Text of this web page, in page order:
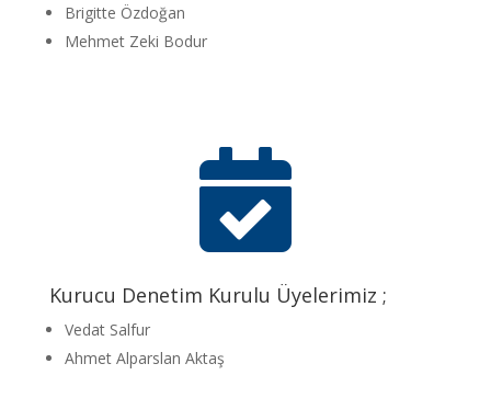
Brigitte Özdoğan
Mehmet Zeki Bodur

Kurucu Denetim Kurulu Üyelerimiz ;
Vedat Salfur
Ahmet Alparslan Aktaş